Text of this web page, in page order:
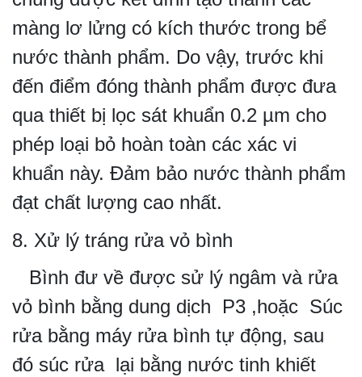
màng lơ lửng có kích thước trong bể
nước thành phẩm. Do vậy, trước khi
đến điểm đóng thành phẩm được đưa
qua thiết bị lọc sát khuẩn 0.2 µm cho
phép loại bỏ hoàn toàn các xác vi
khuẩn này. Đảm bảo nước thành phẩm
đạt chất lượng cao nhất.
8. Xử lý tráng rửa vỏ bình
Bình đư về được sử lý ngâm và rửa
vỏ bình bằng dung dịch P3 ,hoặc Súc
rửa bằng máy rửa bình tự động, sau
đó súc rửa lại bằng nước tinh khiết